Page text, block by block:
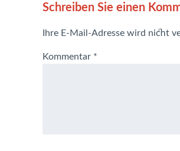
Schreiben Sie einen
Ihre E-Mail-Adresse wird nicht
Kommentar *